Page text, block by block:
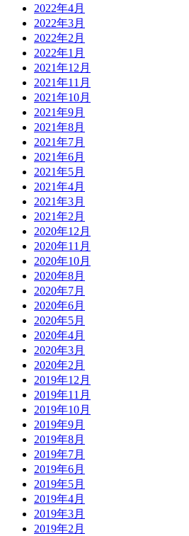
2022年4月
2022年3月
2022年2月
2022年1月
2021年12月
2021年11月
2021年10月
2021年9月
2021年8月
2021年7月
2021年6月
2021年5月
2021年4月
2021年3月
2021年2月
2020年12月
2020年11月
2020年10月
2020年8月
2020年7月
2020年6月
2020年5月
2020年4月
2020年3月
2020年2月
2019年12月
2019年11月
2019年10月
2019年9月
2019年8月
2019年7月
2019年6月
2019年5月
2019年4月
2019年3月
2019年2月